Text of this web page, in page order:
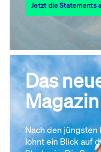
31
Jetzt die Statements
Das
Nach den
lohnt ein Blick auf